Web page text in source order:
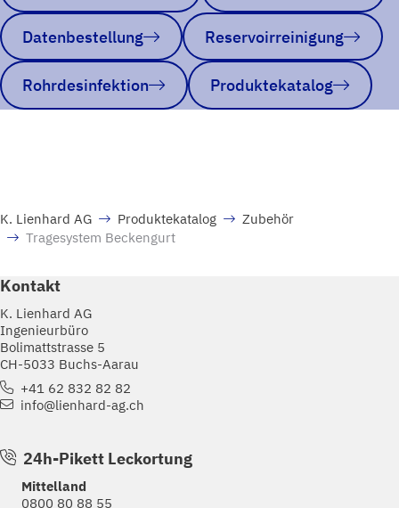
Datenbestellung Reservoirreinigung
Rohrdesinfektion Produktekatalog
K. Lienhard AG Produktekatalog
Zubehör
Tragesystem Beckengurt
Kontakt
K. Lienhard AG
Ingenieurbüro
Bolimattstrasse 5
CH-5033 Buchs-Aarau
+41 62 832 82 82
info@lienhard-ag.ch
24h-Pikett Leckortung
Mittelland
0800 80 88 55